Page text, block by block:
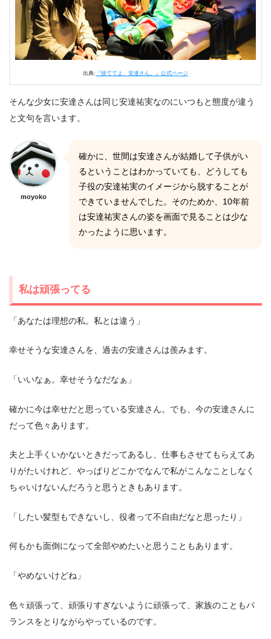
出典: 『捨ててよ、安達さん。』公式ページ
そんな少女に安達さんは同じ安達祐実なのにいつもと態度が違う
と文句を言います。
moyoko
確かに、世間は安達さんが結婚して子供がい
るということはわかっていても、どうしても
子役の安達祐実のイメージから脱することが
できていませんでした。そのためか、10年前
は安達祐実さんの姿を画面で見ることは少な
かったように思います。
私は頑張ってる
「あなたは理想の私。私とは違う」
幸せそうな安達さんを、過去の安達さんは羨みます。
「いいなぁ。幸せそうなだなぁ」
確かに今は幸せだと思っている安達さん。でも、今の安達さんに
だって色々あります。
夫と上手くいかないときだってあるし、仕事もさせてもらえてあ
りがたいけれど、やっぱりどこかでなんで私がこんなことしなく
ちゃいけないんだろうと思うときもあります。
「したい髪型もできないし、役者って不自由だなと思ったり」
何もかも面倒になって全部やめたいと思うこともあります。
「やめないけどね」
色々頑張って、頑張りすぎないように頑張って、家族のこともバ
ランスをとりながらやっているのです。